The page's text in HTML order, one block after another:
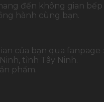
đến không gian
hành cùng bạn.
của bạn qua fanpage :
tỉnh Tây Ninh.
phẩm.